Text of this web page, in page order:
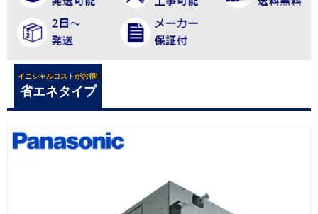
イニシャルコストがお得!
省エネタイプ